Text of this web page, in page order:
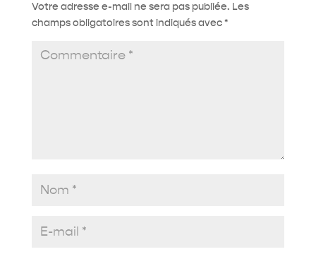
Votre adresse e-mail ne sera pas publiée. Les
champs obligatoires sont indiqués avec*